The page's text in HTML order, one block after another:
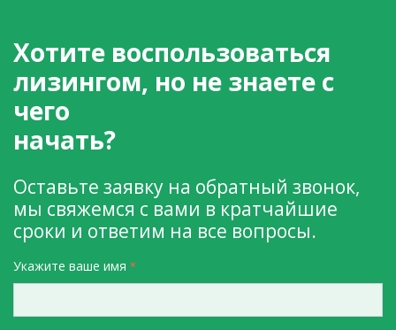
Хотите воспользоваться
лизингом, но не знаете с
чего
начать?
Оставьте заявку на обратный звонок,
мы свяжемся с вами в кратчайшие
сроки и ответим на все вопросы.
Укажите ваше имя